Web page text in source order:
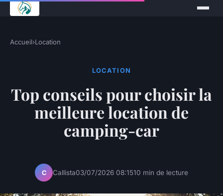
Accueil›Location
LOCATION
Top conseils pour choisir la
meilleure location de
camping-car
C Callista03/07/2026 08:1510 min de lecture